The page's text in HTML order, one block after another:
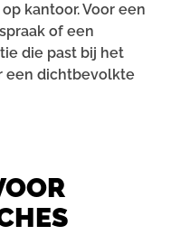
kantoor. Voor een
of een
die past bij het
een dichtbevolkte